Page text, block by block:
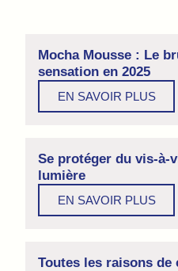
Mocha Mousse : Le
sensation en 2025
EN SAVOIR PLUS
Se protéger du vis-à-
lumière
EN SAVOIR PLUS
Toutes les raisons